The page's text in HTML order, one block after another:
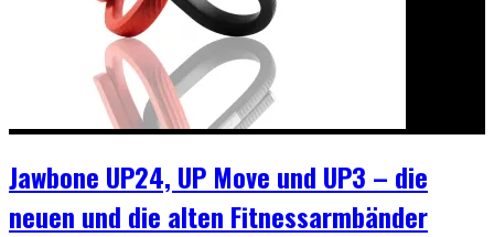
Jawbone UP24, UP Move und UP3 – die
neuen und die alten Fitnessarmbänder